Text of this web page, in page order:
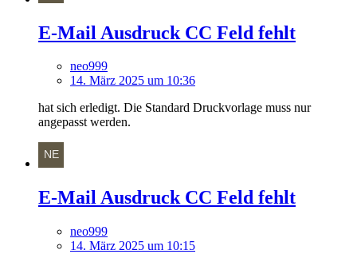
E-Mail Ausdruck CC Feld fehlt
neo999
14. März 2025 um 10:36
hat sich erledigt. Die Standard Druckvorlage muss nur
angepasst werden.
E-Mail Ausdruck CC Feld fehlt
neo999
14. März 2025 um 10:15